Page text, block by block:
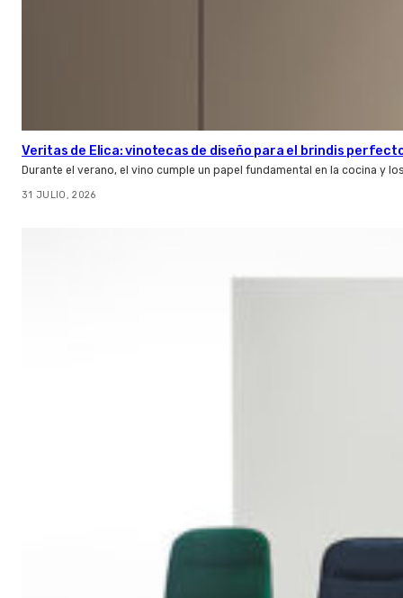
Veritas de Elica: vinotecas de diseño para el brindis
Durante el verano, el vino cumple un papel fundamental en la cocina y
31 JULIO, 2026